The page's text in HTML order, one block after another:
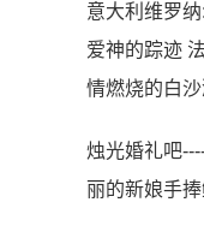
意大利维罗
爱神的踪迹
情燃烧的白
烛光婚礼吧
丽的新娘手